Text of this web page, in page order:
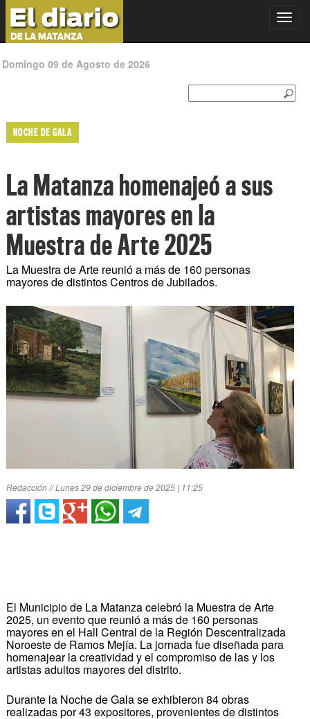
Domingo 09 de Agosto de 2026
NOCHE DE GALA
La Matanza homenajeó a sus
artistas mayores en la
Muestra de Arte 2025
La Muestra de Arte reunió a más de 160 personas
mayores de distintos Centros de Jubilados.
Redacción // Lunes 29 de diciembre de 2025 | 11:25
El Municipio de La Matanza celebró la Muestra de Arte
2025, un evento que reunió a más de 160 personas
mayores en el Hall Central de la Región Descentralizada
Noroeste de Ramos Mejía. La jornada fue diseñada para
homenajear la creatividad y el compromiso de las y los
artistas adultos mayores del distrito.
Durante la Noche de Gala se exhibieron 84 obras
realizadas por 43 expositores, provenientes de distintos